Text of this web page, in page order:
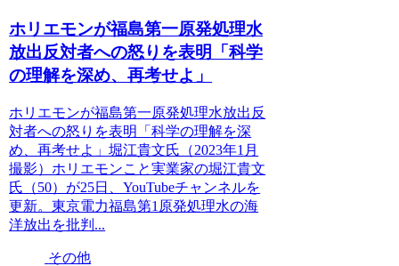
ホリエモンが福島第一原発処理水
放出反対者への怒りを表明「科学
の理解を深め、再考せよ」
ホリエモンが福島第一原発処理水放出反
対者への怒りを表明「科学の理解を深
め、再考せよ」堀江貴文氏（2023年1月
撮影）ホリエモンこと実業家の堀江貴文
氏（50）が25日、YouTubeチャンネルを
更新。東京電力福島第1原発処理水の海
洋放出を批判...
その他